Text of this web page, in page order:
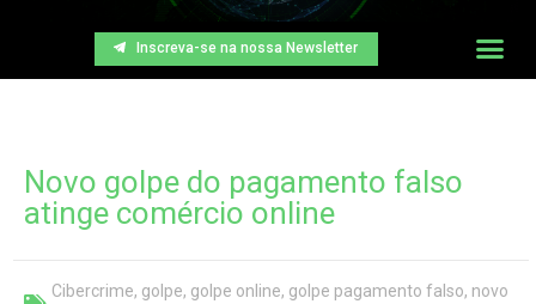
Inscreva-se na nossa Newsletter
Novo golpe do pagamento falso
atinge comércio online
Cibercrime, golpe, golpe online, golpe pagamento falso, novo